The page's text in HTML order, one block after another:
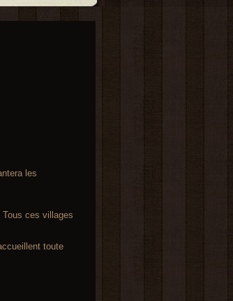
les
ces villages
toute